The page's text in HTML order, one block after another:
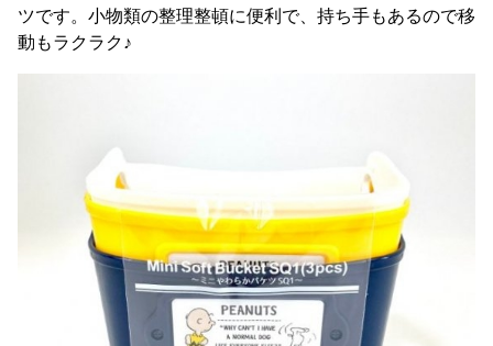
ツです。小物類の整理整頓に便利で、持ち手もあるので移
動もラクラク♪